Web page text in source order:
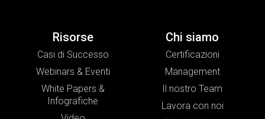
Risorse
Casi di Successo
Webinars & Eventi
White Papers &
Infografiche
Chi siamo
Certificazioni
Management
Il nostro Team
Lavora con noi